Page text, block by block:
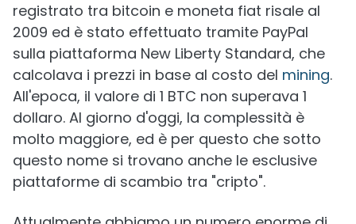
registrato tra bitcoin e moneta fiat risale al
2009 ed è stato effettuato tramite PayPal
sulla piattaforma New Liberty Standard, che
calcolava i prezzi in base al costo del mining.
All'epoca, il valore di 1 BTC non superava 1
dollaro. Al giorno d'oggi, la complessità è
molto maggiore, ed è per questo che sotto
questo nome si trovano anche le esclusive
piattaforme di scambio tra "cripto".